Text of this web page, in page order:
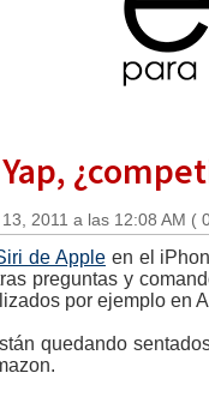
2011 a las 12:08 AM (
de Appleen el
preguntas y
por ejemplo en
quedando